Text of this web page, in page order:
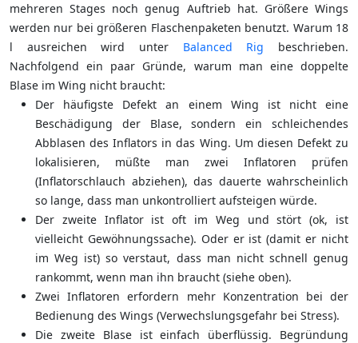
mehreren Stages noch genug Auftrieb hat. Größere Wings
werden nur bei größeren Flaschenpaketen benutzt. Warum 18
l ausreichen wird unter Balanced Rig beschrieben.
Nachfolgend ein paar Gründe, warum man eine doppelte
Blase im Wing nicht braucht:
Der häufigste Defekt an einem Wing ist nicht eine
Beschädigung der Blase, sondern ein schleichendes
Abblasen des Inflators in das Wing. Um diesen Defekt zu
lokalisieren, müßte man zwei Inflatoren prüfen
(Inflatorschlauch abziehen), das dauerte wahrscheinlich
so lange, dass man unkontrolliert aufsteigen würde.
Der zweite Inflator ist oft im Weg und stört (ok, ist
vielleicht Gewöhnungssache). Oder er ist (damit er nicht
im Weg ist) so verstaut, dass man nicht schnell genug
rankommt, wenn man ihn braucht (siehe oben).
Zwei Inflatoren erfordern mehr Konzentration bei der
Bedienung des Wings (Verwechslungsgefahr bei Stress).
Die zweite Blase ist einfach überflüssig. Begründung